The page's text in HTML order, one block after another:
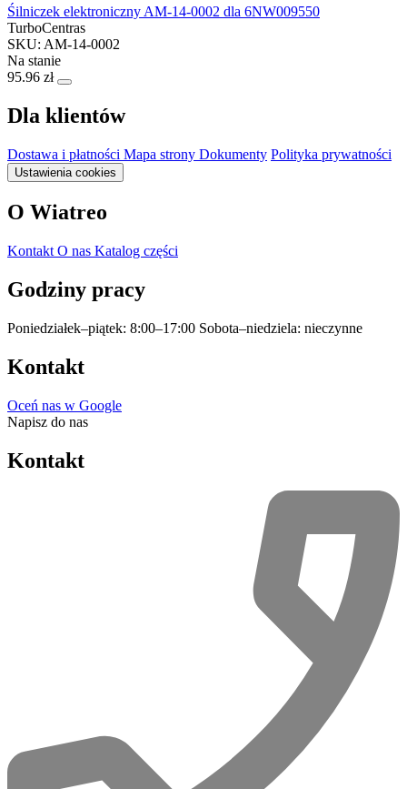
Śilniczek elektroniczny AM-14-0002 dla 6NW009550
TurboCentras
SKU: AM-14-0002
Na stanie
95.96 zł
Dla klientów
Dostawa i płatności Mapa strony Dokumenty Polityka prywatności
Ustawienia cookies
O Wiatreo
Kontakt O nas Katalog części
Godziny pracy
Poniedziałek–piątek: 8:00–17:00 Sobota–niedziela: nieczynne
Kontakt
Oceń nas w Google
Napisz do nas
Kontakt